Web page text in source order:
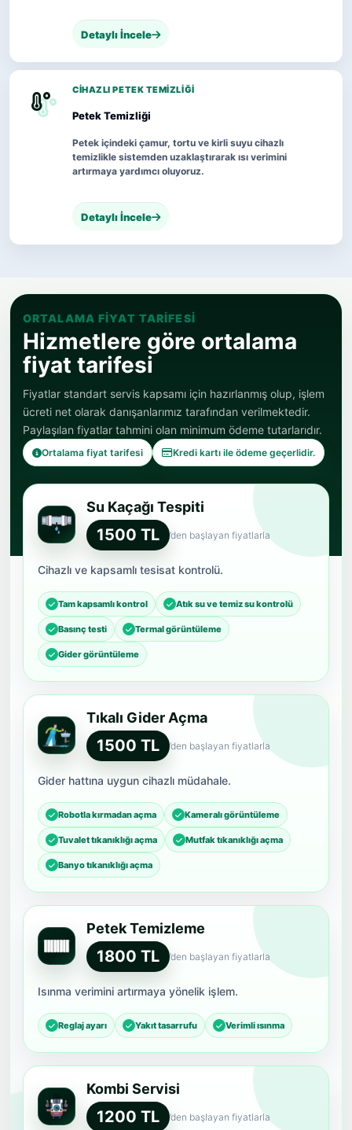
Detaylı İncele
CIHAZLI PETEK TEMIZLIĞI
Petek Temizliği
Petek içindeki çamur, tortu ve kirli suyu cihazlı
temizlikle sistemden uzaklaştırarak ısı verimini
artırmaya yardımcı oluyoruz.
Detaylı İncele
ORTALAMA FIYAT TARIFESI
Hizmetlere göre ortalama
fiyat tarifesi
Fiyatlar standart servis kapsamı için hazırlanmış olup, işlem
ücreti net olarak danışanlarımız tarafından verilmektedir.
Paylaşılan fiyatlar tahmini olan minimum ödeme tutarlarıdır.
Ortalama fiyat tarifesi Kredi kartı ile ödeme geçerlidir.
Su Kaçağı Tespiti
1500 TL ’den başlayan fiyatlarla
Cihazlı ve kapsamlı tesisat kontrolü.
Tam kapsamlı kontrol Atık su ve temiz su kontrolü
Basınç testi Termal görüntüleme
Gider görüntüleme
Tıkalı Gider Açma
1500 TL ’den başlayan fiyatlarla
Gider hattına uygun cihazlı müdahale.
Robotla kırmadan açma Kameralı görüntüleme
Tuvalet tıkanıklığı açma Mutfak tıkanıklığı açma
Banyo tıkanıklığı açma
Petek Temizleme
1800 TL ’den başlayan fiyatlarla
Isınma verimini artırmaya yönelik işlem.
Reglaj ayarı Yakıt tasarrufu Verimli ısınma
Kombi Servisi
1200 TL ’den başlayan fiyatlarla